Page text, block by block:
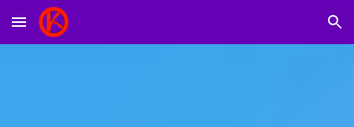
Skip to main content Skip to navigation